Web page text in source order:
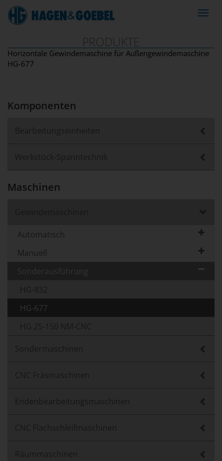
PRODUKTE
Horizontale Gewindemaschine für Außengewindemaschine
HG-677
Komponenten
Maschinen
Automatisch
Manuell
Sonderausführung
HG-677